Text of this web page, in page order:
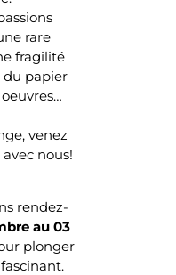
rare
fragilité
du papier
venez
nous!
rendez-
au 03
plonger